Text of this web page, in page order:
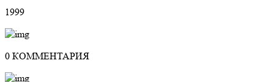
1999
0 КОММЕНТАРИЯ